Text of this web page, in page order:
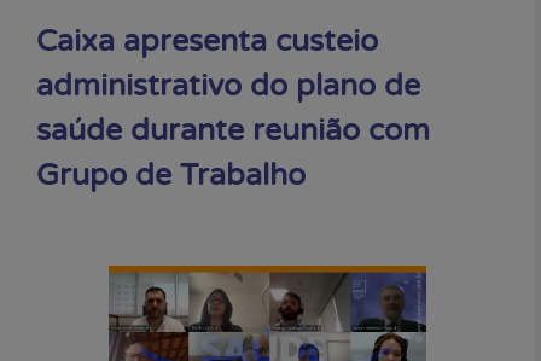
Caixa apresenta custeio
administrativo do plano de
saúde durante reunião com
Grupo de Trabalho